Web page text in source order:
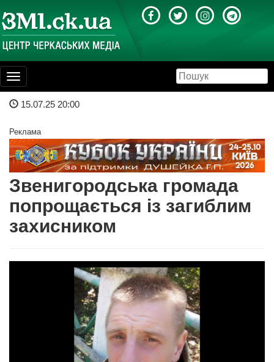
Toggle
navigation
15.07.25 20:00
Реклама
Звенигородська громада
попрощається із загиблим
захисником